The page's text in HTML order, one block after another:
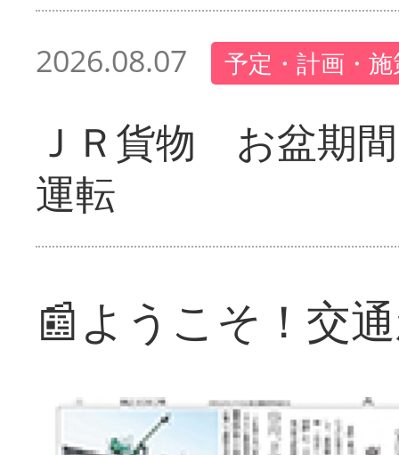
2026.08.07 予定・計画・
ＪＲ貨物 お盆期
運転
📰ようこそ！交